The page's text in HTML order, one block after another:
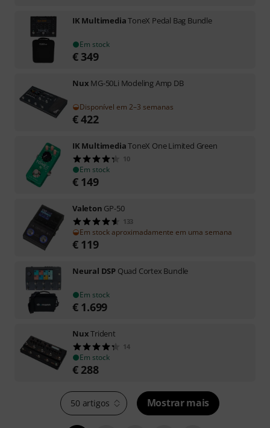
IK MultimediaToneX Pedal Bag Bundle
Em stock
€ 349
Nux MG-50Li Modeling Amp DB
Disponível em 2–3 semanas
€422
IK MultimediaToneX One Limited Green
10
Em stock
€ 149
Valeton GP-50
133
Em stock aproximadamente em uma semana
€ 119
Neural DSP Quad Cortex Bundle
Em stock
€ 1.699
NuxTrident
14
Em stock
€ 288
50 artigos Mostrar mais